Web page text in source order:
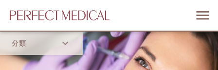
分類
首頁